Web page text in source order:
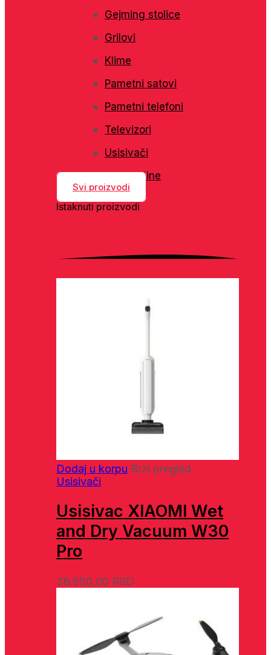
Gejming stolice
Grilovi
Klime
Pametni satovi
Pametni telefoni
Televizori
Usisivači
Veš mašine
Svi proizvodi
Istaknuti proizvodi
Dodaj u korpu Brzi pregled
Usisivači
Usisivac XIAOMI Wet
and Dry Vacuum W30
Pro
36.550,00 RSD